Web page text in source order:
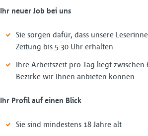
Ihr neuer Job bei uns
Sie sorgen dafür, dass unsere
Zeitung bis 5:30 Uhr erhalten
Ihre Arbeitszeit pro Tag liegt
Bezirke wir Ihnen anbieten können
Ihr Profil auf einen Blick
Sie sind mindestens 18 Jahre alt